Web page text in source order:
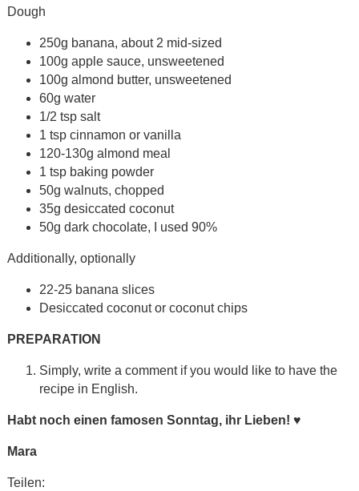
Dough
250g banana, about 2 mid-sized
100g apple sauce, unsweetened
100g almond butter, unsweetened
60g water
1/2 tsp salt
1 tsp cinnamon or vanilla
120-130g almond meal
1 tsp baking powder
50g walnuts, chopped
35g desiccated coconut
50g dark chocolate, I used 90%
Additionally, optionally
22-25 banana slices
Desiccated coconut or coconut chips
PREPARATION
Simply, write a comment if you would like to have the
recipe in English.
Habt noch einen famosen Sonntag, ihr Lieben! ♥
Mara
Teilen: